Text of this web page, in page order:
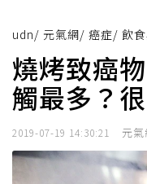
udn/ 元氣網/ 癌症/ 飲
燒烤致癌
觸最多？
2019-07-19 14:30:21 元